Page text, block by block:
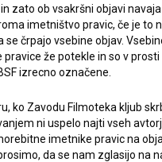
zato ob vsakršni objavi
imetništvo pravic, če je to
se črpajo vsebine objav.
pravice že potekle in so v prosti
izrecno označene.
ko Zavodu Filmoteka kljub
ni uspelo najti vseh
imetnike pravic na
da se nam zglasijo na